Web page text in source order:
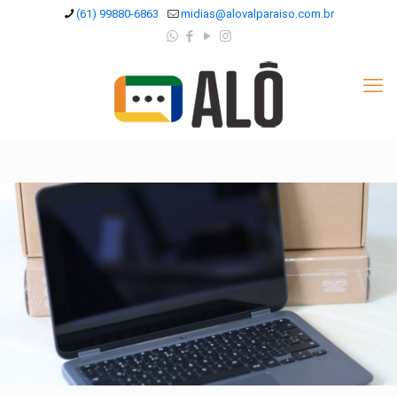
(61) 99880-6863 midias@alovalparaiso.com.br